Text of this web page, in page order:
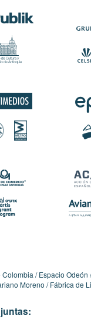
Colombia Espacio Odeón
Moreno
Fábrica de